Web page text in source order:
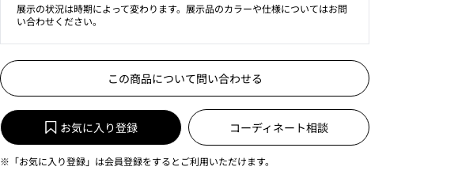
展示の状況は時期によって変わります。展示品のカラーや仕様についてはお問
い合わせください。
この商品について問い合わせる
お気に入り登録 コーディネート相談
※「お気に入り登録」は会員登録をするとご利用いただけます。